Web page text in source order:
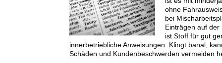
ohne
bei
Einträgen auf
ist Stoff für gut
innerbetriebliche Anweisungen. Klingt banal,
Schäden und Kundenbeschwerden vermeiden